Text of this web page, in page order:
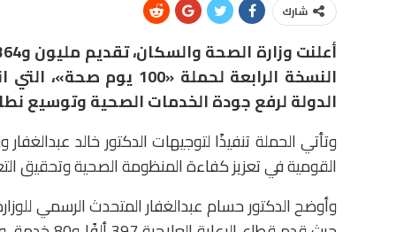
شارك
الدولة لرفع جودة الخدمات الصحية وتوسيع
وتأتي الحملة تنفيذًا لتوجيهات الدكتور خالد
القومية في تعزيز كفاءة المنظومة الصحية وتحقيق